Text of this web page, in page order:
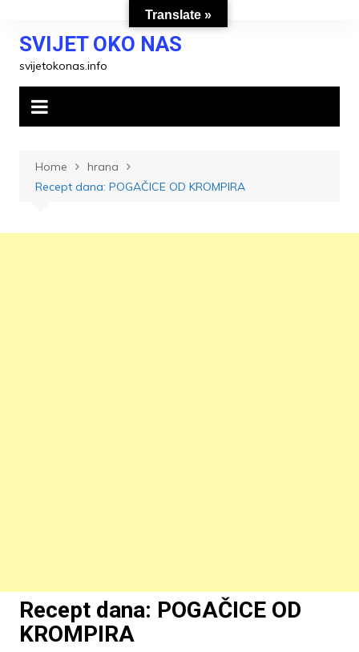
contentSVIJET OKO NAS
svijetokonas.info
Home
hrana
Recept dana: POGAČICE OD KROMPIRA
Recept dana: POGAČICE OD
KROMPIRA
Translate »